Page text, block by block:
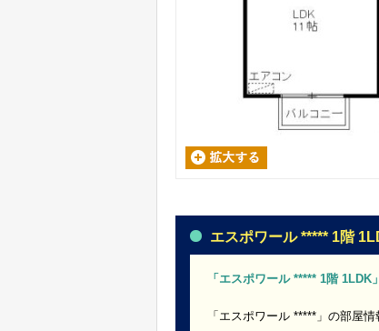
エスポワール ***** 1階
「エスポワール ***** 1階 1LDK
「エスポワール *****」の部屋情